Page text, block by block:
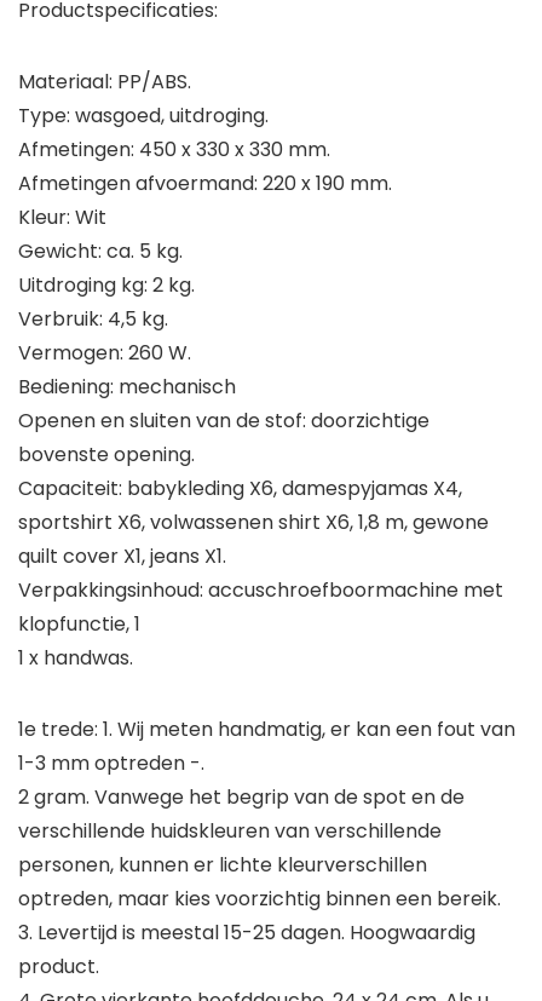
Productspecificaties:
Materiaal: PP/ABS.
Type: wasgoed, uitdroging.
Afmetingen: 450 x 330 x 330 mm.
Afmetingen afvoermand: 220 x 190 mm.
Kleur: Wit
Gewicht: ca. 5 kg.
Uitdroging kg: 2 kg.
Verbruik: 4,5 kg.
Vermogen: 260 W.
Bediening: mechanisch
Openen en sluiten van de stof: doorzichtige
bovenste opening.
Capaciteit: babykleding X6, damespyjamas X4,
sportshirt X6, volwassenen shirt X6, 1,8 m, gewone
quilt cover X1, jeans X1.
Verpakkingsinhoud: accuschroefboormachine met
klopfunctie, 1
1 x handwas.
1e trede: 1. Wij meten handmatig, er kan een fout van
1-3 mm optreden -.
2 gram. Vanwege het begrip van de spot en de
verschillende huidskleuren van verschillende
personen, kunnen er lichte kleurverschillen
optreden, maar kies voorzichtig binnen een bereik.
3. Levertijd is meestal 15-25 dagen. Hoogwaardig
product.